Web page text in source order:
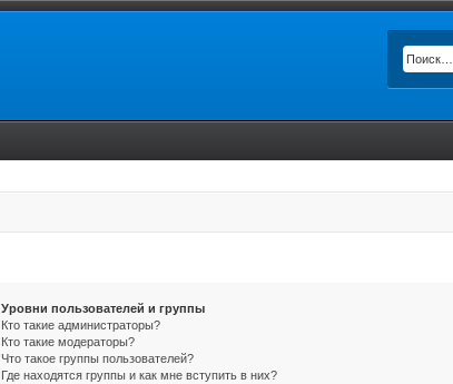
Уровни пользователей и группы
Кто такие администраторы?
Кто такие модераторы?
Что такое группы пользователей?
Где находятся группы и как мне вступить в них?